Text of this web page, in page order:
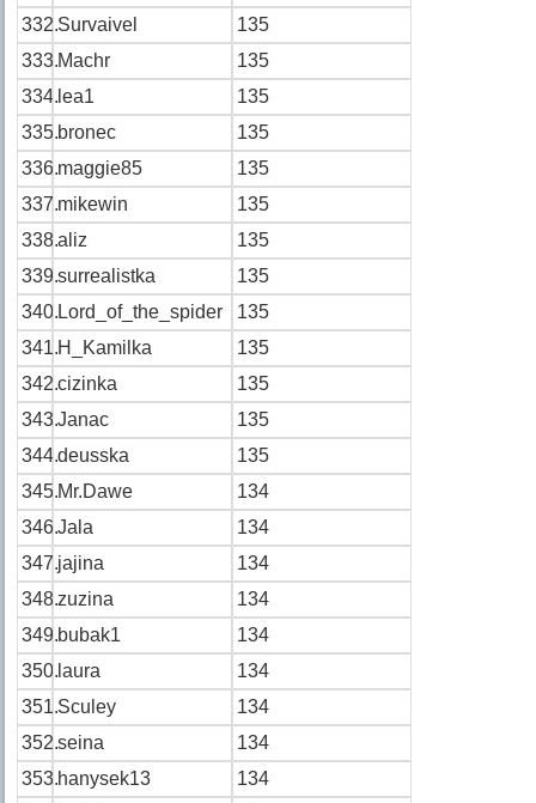
332.Survaivel
135
333.Machr
135
334. lea1
135
335.bronec
135
336.maggie85
135
337.mikewin
135
338.aliz
135
339.surrealistka
135
340.Lord_of_the_spider
135
341.H_Kamilka
135
342.cizinka
135
343.Janac
135
344.deusska
135
345.Mr.Dawe
134
346.Jala
134
347.jajina
134
348.zuzina
134
349.bubak1
134
350. laura
134
351.Sculey
134
352.seina
134
353.hanysek13
134